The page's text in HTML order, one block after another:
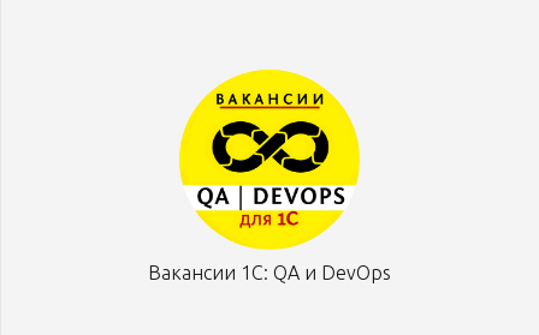
Вакансии 1С: QA и DevOps